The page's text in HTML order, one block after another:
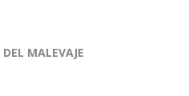
MALEVAJE